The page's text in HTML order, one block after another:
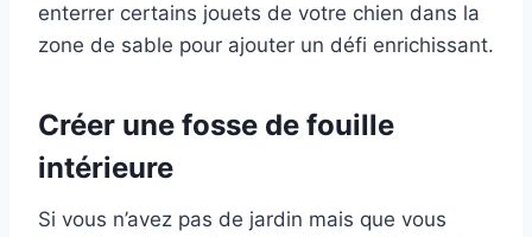
enterrer certains jouets de votre chien dans la
zone de sable pour ajouter un défi enrichissant.
Créer une fosse de fouille
intérieure
Si vous n’avez pas de jardin mais que vous